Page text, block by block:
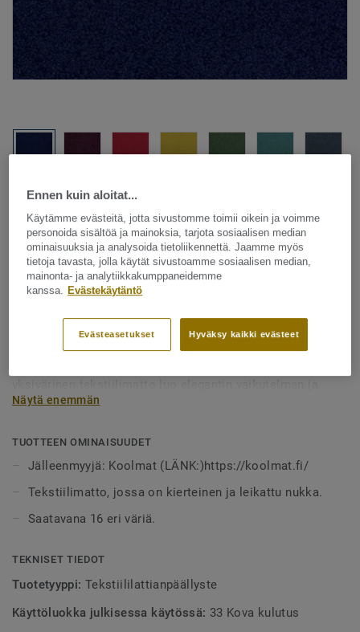
Katso kaikki kuosit - NCS ja LRV (16)
Tekstiililattia – rullatavara
Palatino - Palatino A996 3841
Cradle-to-Cradle-sertifioidun DESSO Palatino Broadloomin
kierteinen ja leikattu nukka tuntuu ylelliseltä ja tyylikkäältä
tarjoaa laajan valikoiman moderneja värejä.
loputtomat.
Näytä enemmän
TUOTTEEN OMINAISUUDET
Jälleenmyyjä: Koolmat (LÄNK:)https://koolmat.fi/
Tekstiilimatto, jossa on kierteinen ja leikattu nukka.
Saatavana 16 eri väriä.
TEKNISET TIEDOT
Tuotetyyppi: Tekstiililattianpäällyste
Käyttöluokka julkisessa käytössä: 33 Kova kulutus
Ennen kuin aloitat...
Käytämme evästeitä, jotta sivustomme toimii oikein ja voimme
personoida sisältöä ja mainoksia, tarjota sosiaalisen median
ominaisuuksia ja analysoida tietoliikennettä. Jaamme myös
tietoja tavasta, jolla käytät sivustoamme sosiaalisen median,
mainonta- ja analytiikkakumppaneidemme
kanssa. Evästekäytäntö
Hyväksy kaikki evästeet
Evästeasetukset